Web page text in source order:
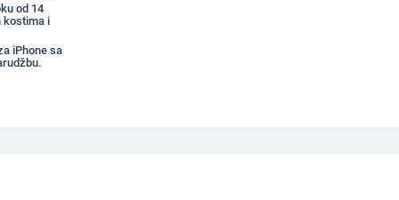
od 14
kostima i
iPhone sa